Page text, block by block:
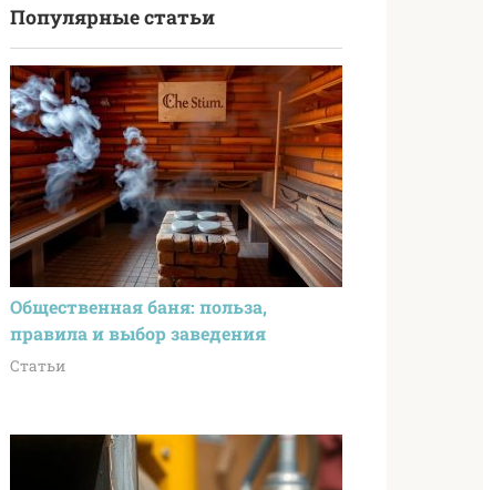
Популярные статьи
Общественная баня: польза,
правила и выбор заведения
Статьи